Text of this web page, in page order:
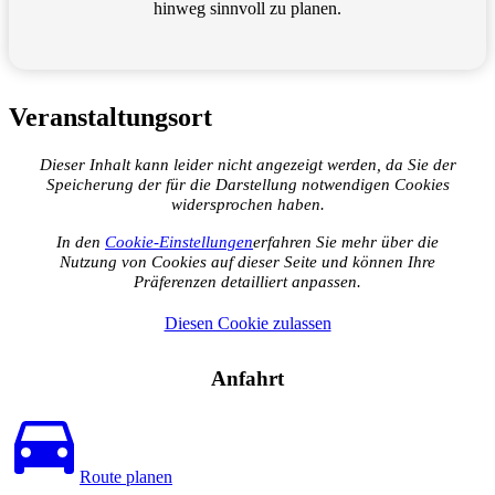
hinweg sinnvoll zu planen.
Veranstaltungsort
Dieser Inhalt kann leider nicht angezeigt werden, da Sie der
Speicherung der für die Darstellung notwendigen Cookies
widersprochen haben.
In den Cookie-Einstellungenerfahren Sie mehr über die
Nutzung von Cookies auf dieser Seite und können Ihre
Präferenzen detailliert anpassen.
Diesen Cookie zulassen
Anfahrt
Route planen